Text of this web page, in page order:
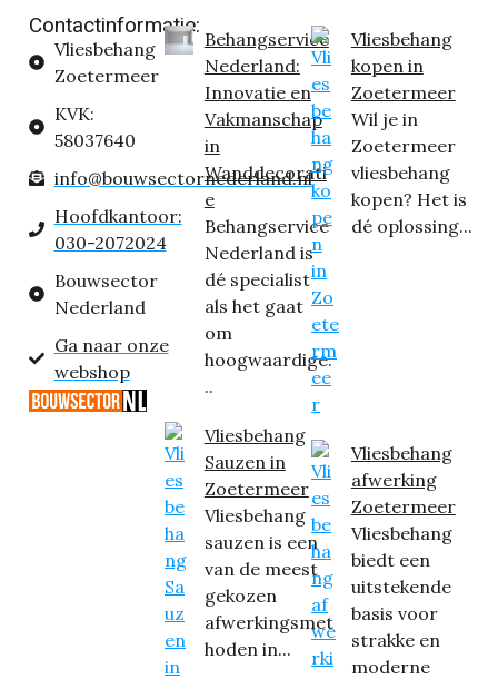
Contactinformatie:
Vliesbehang
Zoetermeer
KVK:
58037640
info@bouwsectornederland.nl
Hoofdkantoor:
030-2072024
Bouwsector
Nederland
Ga naar onze
webshop
Behangservice
Nederland:
Innovatie en
Vakmanschap
in
Wanddecorati
e
Behangservice
Nederland is
dé specialist
als het gaat
om
hoogwaardige.
..
Vliesbehang
Sauzen in
Zoetermeer
Vliesbehang
sauzen is een
van de meest
gekozen
afwerkingsmet
hoden in...
Vliesbehang
kopen in
Zoetermeer
Wil je in
Zoetermeer
vliesbehang
kopen? Het is
dé oplossing...
Vliesbehang
afwerking
Zoetermeer
Vliesbehang
biedt een
uitstekende
basis voor
strakke en
moderne